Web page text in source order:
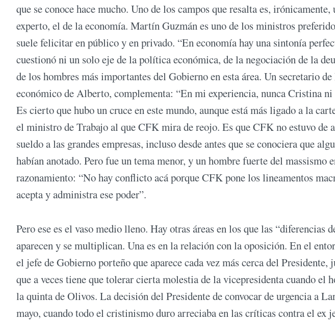
que se conoce hace mucho. Uno de los campos que resalta es,
experto, el de la economía. Martín Guzmán es uno de los ministros
suele felicitar en público y en privado. “En economía hay una sintonía
cuestionó ni un solo eje de la política económica, de la negociación de la
de los hombres más importantes del Gobierno en esta área. Un secretario
económico de Alberto, complementa: “En mi experiencia, nunca Cristina ni
Es cierto que hubo un cruce en este mundo, aunque está más ligado a la
el ministro de Trabajo al que CFK mira de reojo. Es que CFK no estuvo de
sueldo a las grandes empresas, incluso desde antes que se conociera que
habían anotado. Pero fue un tema menor, y un hombre fuerte del massismo
razonamiento: “No hay conflicto acá porque CFK pone los lineamentos
acepta y administra ese poder”.
Pero ese es el vaso medio lleno. Hay otras áreas en los que las
aparecen y se multiplican. Una es en la relación con la oposición. En el
el jefe de Gobierno porteño que aparece cada vez más cerca del
que a veces tiene que tolerar cierta molestia de la vicepresidenta cuando el
la quinta de Olivos. La decisión del Presidente de convocar de urgencia a
mayo, cuando todo el cristinismo duro arreciaba en las críticas contra el ex